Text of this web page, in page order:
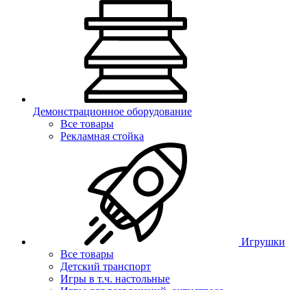
Демонстрационное оборудование
Все товары
Рекламная стойка
Игрушки
Все товары
Детский транспорт
Игры в т.ч. настольные